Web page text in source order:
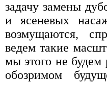
задачу замены
и ясеневых
возмущаются,
ведем такие
мы этого не будем
обозримом